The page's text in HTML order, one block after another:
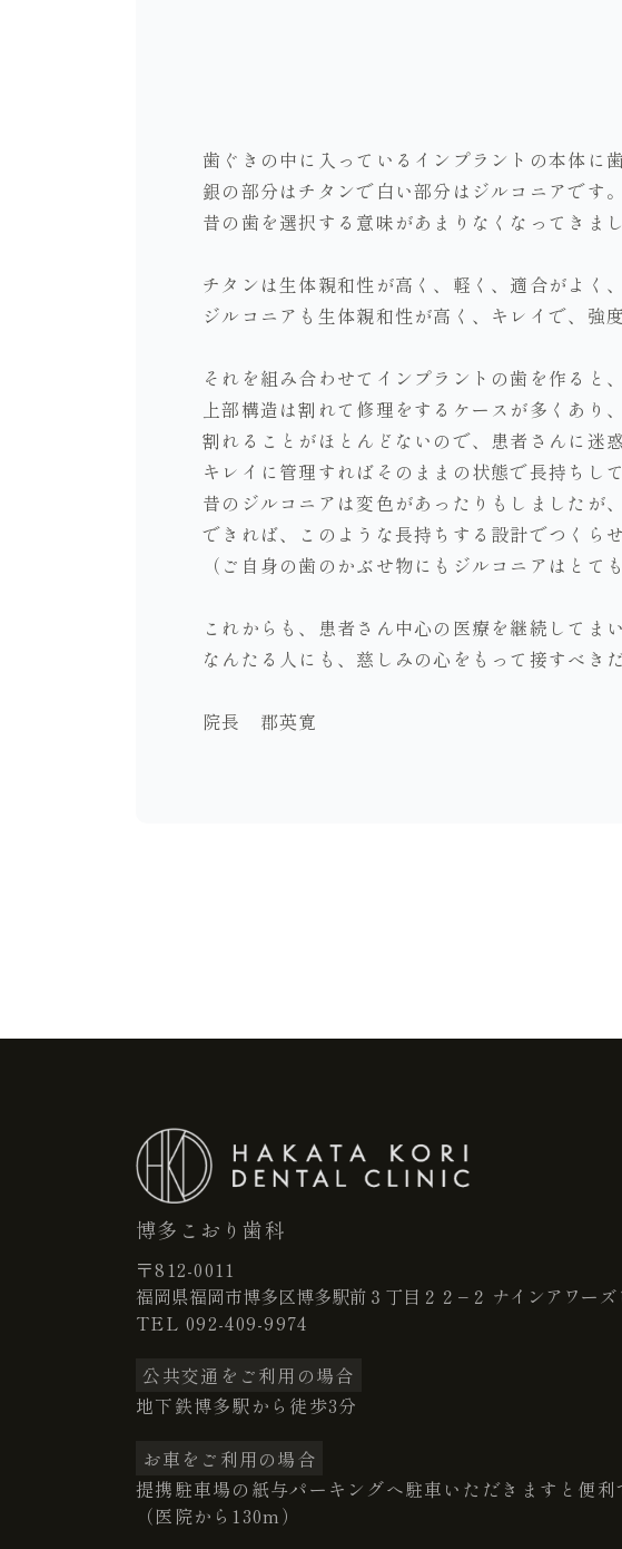
歯ぐきの中に入っているインプラントの本体に
銀の部分はチタンで白い部分はジルコニアです
昔の歯を選択する意味があまりなくなってきまし
チタンは生体親和性が高く、軽く、適合がよく
ジルコニアも生体親和性が高く、キレイで、強
それを組み合わせてインプラントの歯を作ると
上部構造は割れて修理をするケースが多くあり
割れることがほとんどないので、患者さんに迷
キレイに管理すればそのままの状態で長持ちし
昔のジルコニアは変色があったりもしましたが
できれば、このような長持ちする設計でつくら
（ご自身の歯のかぶせ物にもジルコニアはとて
これからも、患者さん中心の医療を継続してまい
なんたる人にも、慈しみの心をもって接すべき
院長 郡英寛
博多こおり歯科
〒812-0011
福岡県福岡市博多区博多駅前３丁目２２−２ ナインアワーズ
TEL092-409-9974
公共交通をご利用の場合
地下鉄博多駅から徒歩3分
お車をご利用の場合
提携駐車場の紙与パーキングへ駐車いただきますと便利
（医院から130m）